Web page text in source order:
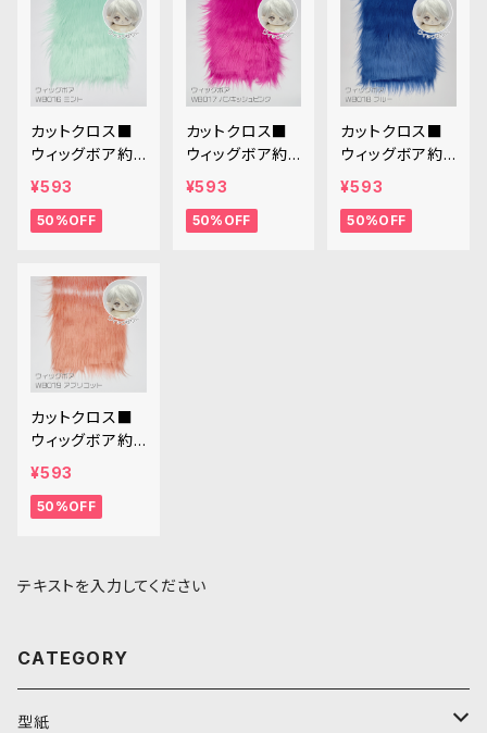
カットクロス■
ウィッグボア約8
cm(ミント)WB0
cm × 45cm
¥593
50%OFF
カットクロス■
ウィッグボア約8
cm(パンキッシュ
ボア生地 25cm
¥593
50%OFF
カットクロス■
ウィッグボア約8
cm(ブルー)WB
5cm × 45cm
¥593
50%OFF
カットクロス■
ウィッグボア約8
cm(アプリコッ
生地 25cm × 4
¥593
50%OFF
テキストを入力してください
CATEGORY
型紙